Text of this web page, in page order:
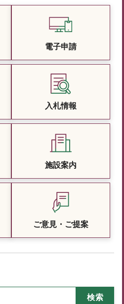
電子申請
入札情報
施設案内
ご意見・ご提案